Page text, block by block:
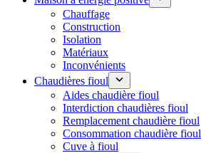
Chauffage
Construction
Isolation
Matériaux
Inconvénients
Chaudières fioul
Aides chaudière fioul
Interdiction chaudières fioul
Remplacement chaudière fioul
Consommation chaudière fioul
Cuve à fioul